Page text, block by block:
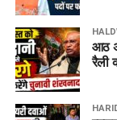
4.
5.
आठ
रैली